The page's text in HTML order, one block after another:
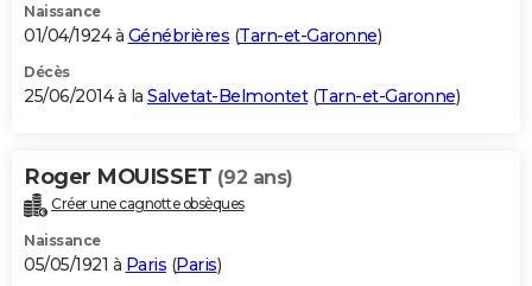
Naissance
01/04/1924 à Génébrières (Tarn-et-Garonne)
Décès
25/06/2014 à la Salvetat-Belmontet(Tarn-et-Garonne)
Roger MOUISSET (92 ans)
Créer une cagnotte obsèques
Naissance
05/05/1921 à Paris (Paris)